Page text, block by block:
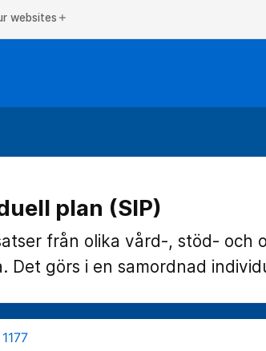
websites add
plan (SIP)
från olika vård-, stöd- och
Det görs i en samordnad